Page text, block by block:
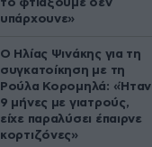
το φτιάξουμε δεν
υπάρχουνε»
Ο Ηλίας Ψινάκης για τη
συγκατοίκηση με τη
Ρούλα Κορομηλά: «Ήταν
9 μήνες με γιατρούς,
είχε παραλύσει έπαιρνε
κορτιζόνες»